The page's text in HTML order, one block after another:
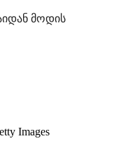
მოდის
Images